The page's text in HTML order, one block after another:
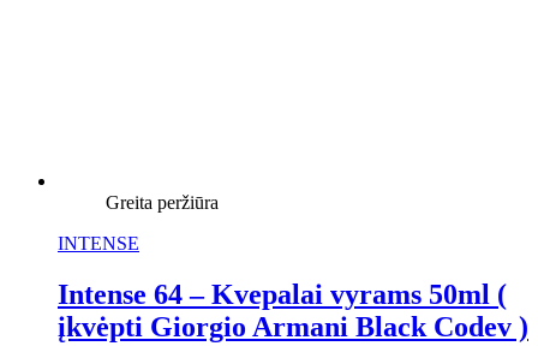
Greita peržiūra
INTENSE
Intense 64 – Kvepalai vyrams 50ml (
įkvėpti Giorgio Armani Black Codev )